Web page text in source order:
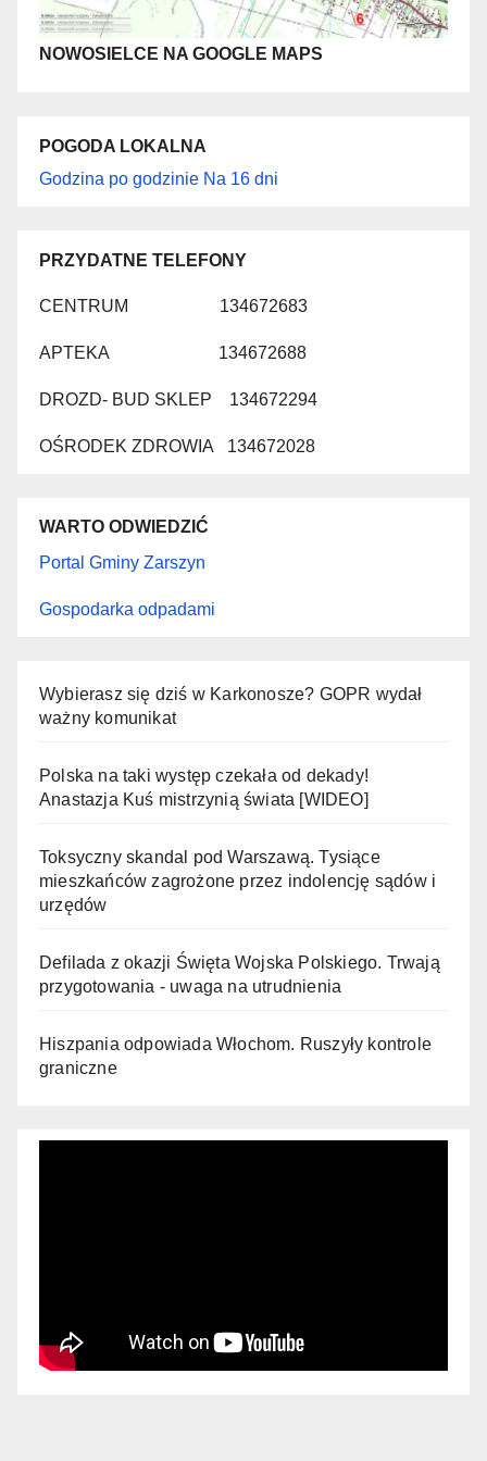
NOWOSIELCE NA GOOGLE MAPS
POGODA LOKALNA
Godzina po godzinie Na 16 dni
PRZYDATNE TELEFONY
CENTRUM 134672683
APTEKA 134672688
DROZD- BUD SKLEP 134672294
OŚRODEK ZDROWIA 134672028
WARTO ODWIEDZIĆ
Portal Gminy Zarszyn
Gospodarka odpadami
Wybierasz się dziś w Karkonosze? GOPR wydał
ważny komunikat
Polska na taki występ czekała od dekady!
Anastazja Kuś mistrzynią świata [WIDEO]
Toksyczny skandal pod Warszawą. Tysiące
mieszkańców zagrożone przez indolencję sądów i
urzędów
Defilada z okazji Święta Wojska Polskiego. Trwają
przygotowania - uwaga na utrudnienia
Hiszpania odpowiada Włochom. Ruszyły kontrole
graniczne